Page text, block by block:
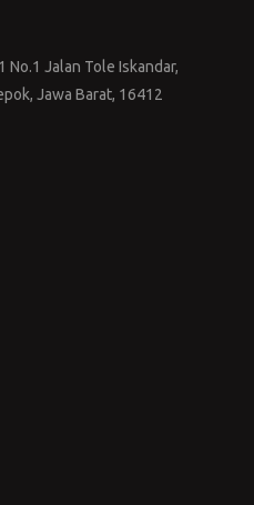
No.1 Jalan Tole Iskandar,
Jawa Barat, 16412